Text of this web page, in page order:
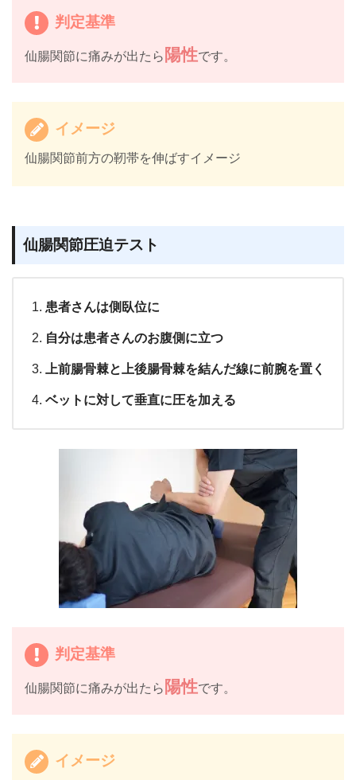
判定基準
仙腸関節に痛みが出たら 陽性です。
イメージ
仙腸関節前方の靭帯を伸ばすイメージ
仙腸関節圧迫テスト
患者さんは側臥位に
自分は患者さんのお腹側に立つ
上前腸骨棘と上後腸骨棘を結んだ線に前腕を置く
ベットに対して垂直に圧を加える
判定基準
仙腸関節に痛みが出たら 陽性です。
イメージ